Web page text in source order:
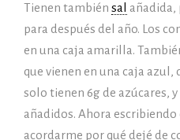
Tienen también sal
para después del año. Los
en una caja amarilla.
que vienen en una caja azul,
solo tienen 6g de azúcares,
añadidos. Ahora
acordarme por qué dejé de